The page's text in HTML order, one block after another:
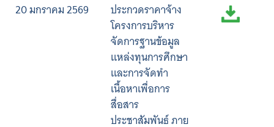
20 มกราคม 2569
ประกวดราคาจ้าง
โครงการบริหาร
จัดการฐานข้อมูล
แหล่งทุนการศึกษา
และการจัดทำ
เนื้อหาเพื่อการ
สื่อสาร
ประชาสัมพันธ์ ภาย